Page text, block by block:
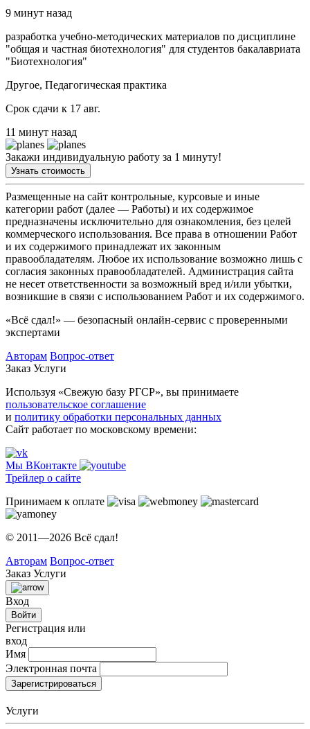
9 минут назад
разработка учебно-методических материалов по дисциплине
"общая и частная биотехнология" для студентов бакалавриата
"Биотехнология"
Другое, Педагогическая практика
Срок сдачи к 17 авг.
11 минут назад
Закажи индивидуальную работу за 1 минуту!
Узнать стоимость
Размещенные на сайт контрольные, курсовые и иные
категории работ (далее — Работы) и их содержимое
предназначены исключительно для ознакомления, без целей
коммерческого использования. Все права в отношении Работ
и их содержимого принадлежат их законным
правообладателям. Любое их использование возможно лишь с
согласия законных правообладателей. Администрация сайта
не несет ответственности за возможный вред и/или убытки,
возникшие в связи с использованием Работ и их содержимого.
«Всё сдал!» — безопасный онлайн-сервис с проверенными
экспертами
Авторам Вопрос-ответ
Заказ Услуги
Используя «Свежую базу РГСР», вы принимаете
пользовательское соглашение
и политику обработки персональных данных
Сайт работает по московскому времени:
Мы ВКонтакте
Трейлер о сайте
Принимаем к оплате
© 2011—2026 Всё сдал!
Авторам Вопрос-ответ
Заказ Услуги
Вход
Войти
Регистрация или
вход
Имя
Электронная почта
Зарегистрироваться
Услуги